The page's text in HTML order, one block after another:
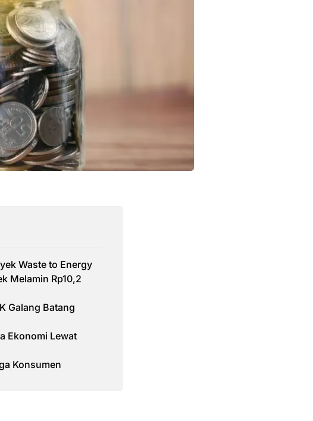
Waste to Energy
Melamin Rp10,2
Galang Batang
Ekonomi Lewat
Konsumen